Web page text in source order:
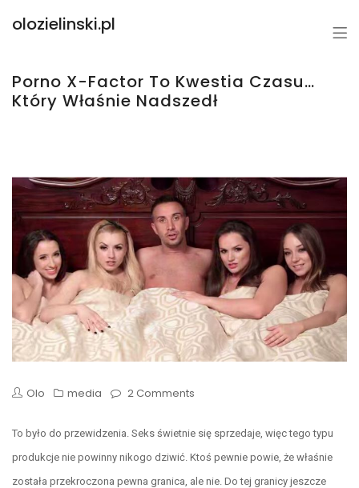
olozielinski.pl
Porno X-Factor To Kwestia Czasu…
Który Właśnie Nadszedł
Olo media 2 Comments
To było do przewidzenia. Seks świetnie się sprzedaje, więc tego typu
produkcje nie powinny nikogo dziwić. Ktoś pewnie powie, że właśnie
została przekroczona pewna granica, ale nie. Do tej granicy jeszcze